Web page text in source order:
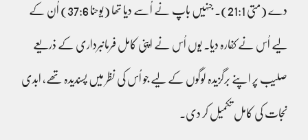
دے (متی 21:1)۔ جنہیں باپ نے اُسے دیا تھا (یوحنا 37:6) اُن کے
لیے اُس نے کفارہ دیا۔ یوں اُس نے اپنی کامل فرمانبرداری کے ذریعے
صلیب پر اپنے برگزیدہ لوگوں کے لیے جو اُس کی نظر میں پسندیدہ تھے، ابدی
نجات کی کامل تکمیل کر دی۔